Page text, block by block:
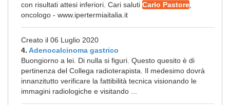
con risultati attesi inferiori. Cari saluti Carlo Pastore
oncologo - www.ipertermiaitalia.it
Creato il 06 Luglio 2020
4. Adenocalcinoma gastrico
Buongiorno a lei. Di nulla si figuri. Questo quesito è di
pertinenza del Collega radioterapista. Il medesimo dovrà
innanzitutto verificare la fattibilità tecnica visionando le
immagini radiologiche e visitando ...